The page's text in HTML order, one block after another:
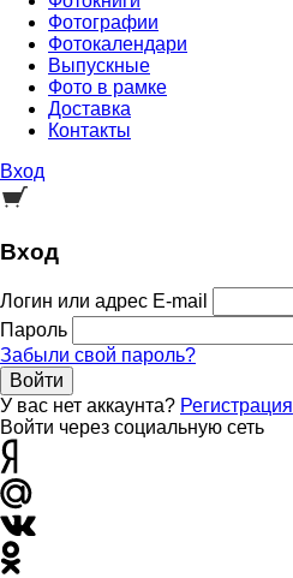
Фотографии
Фотокалендари
Выпускные
Фото в рамке
Доставка
Контакты
Вход
Вход
Логин или адрес E-mail
Пароль
Забыли свой пароль?
Войти
У вас нет аккаунта? Регистрация
Войти через социальную сеть